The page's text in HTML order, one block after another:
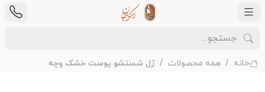
خانه همه محصولات ژل شستشو پوست خشک وچه